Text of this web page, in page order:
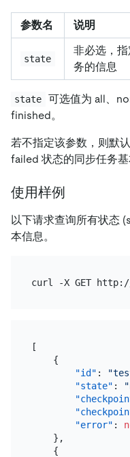
参数名 说明
state
非必选，
务的信息
state
可选值为 all、
finished。
若不指定该参数，则默
failed 状态的同步任务基
使用样例
以下请求查询所有状态
本信息。
[
{
"id" :
"state" :
"error" :
} ,
{